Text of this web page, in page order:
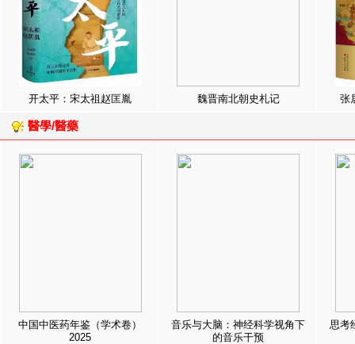
开太平：宋太祖赵匡胤 魏晋南北朝史札记 张
醫學/醫藥
中国中医药年鉴（学术卷）
2025
音乐与大脑：神经科学视角下
的音乐干预
思考